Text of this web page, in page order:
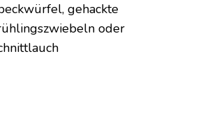
gehackte
oder